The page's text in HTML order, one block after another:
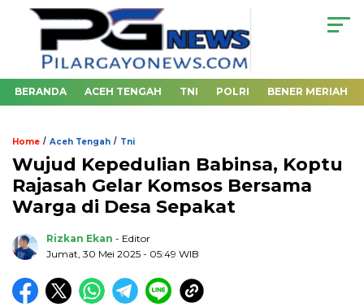
BERANDA ACEH TENGAH TNI POLRI BENER MERIAH
Home / Aceh Tengah / Tni
Wujud Kepedulian Babinsa, Koptu
Rajasah Gelar Komsos Bersama
Warga di Desa Sepakat
Rizkan Ekan - Editor
Jumat, 30 Mei 2025 - 05:49 WIB